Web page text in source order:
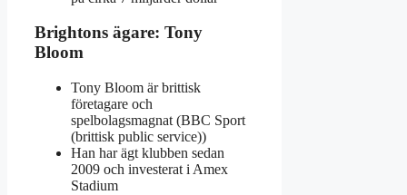
Brightons ägare: Tony
Bloom
Tony Bloom är brittisk
företagare och
spelbolagsmagnat (BBC Sport
(brittisk public service))
Han har ägt klubben sedan
2009 och investerat i Amex
Stadium